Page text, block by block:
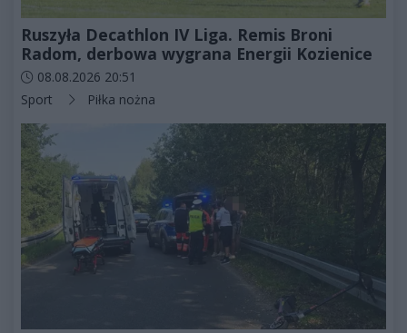
Ruszyła Decathlon IV Liga. Remis Broni
Radom, derbowa wygrana Energii Kozienice
Data dodania artykułu:
08.08.2026 20:51
Kategorie artykułu:
Sport Piłka nożna